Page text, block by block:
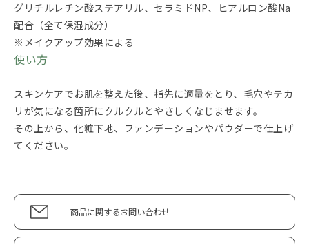
グリチルレチン酸ステアリル、セラミドNP、ヒアルロン酸Na
配合（全て保湿成分）
※メイクアップ効果による
使い方
スキンケアでお肌を整えた後、指先に適量をとり、毛穴やテカ
リが気になる箇所にクルクルとやさしくなじませます。
その上から、化粧下地、ファンデーションやパウダーで仕上げ
てください。
商品に関するお問い合わせ